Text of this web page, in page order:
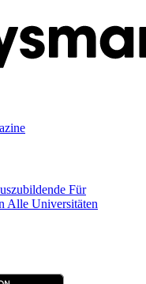
Für
Alle Universitäten